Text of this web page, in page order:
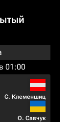
01:00
С. Клеменшиц
О. Савчук